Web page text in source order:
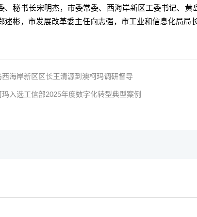
、秘书长宋明杰，市委常委、西海岸新区工委书记、黄
述彬，市发展改革委主任向志强，市工业和信息化局局
西海岸新区区长王清源到澳柯玛调研督导
玛入选工信部2025年度数字化转型典型案例